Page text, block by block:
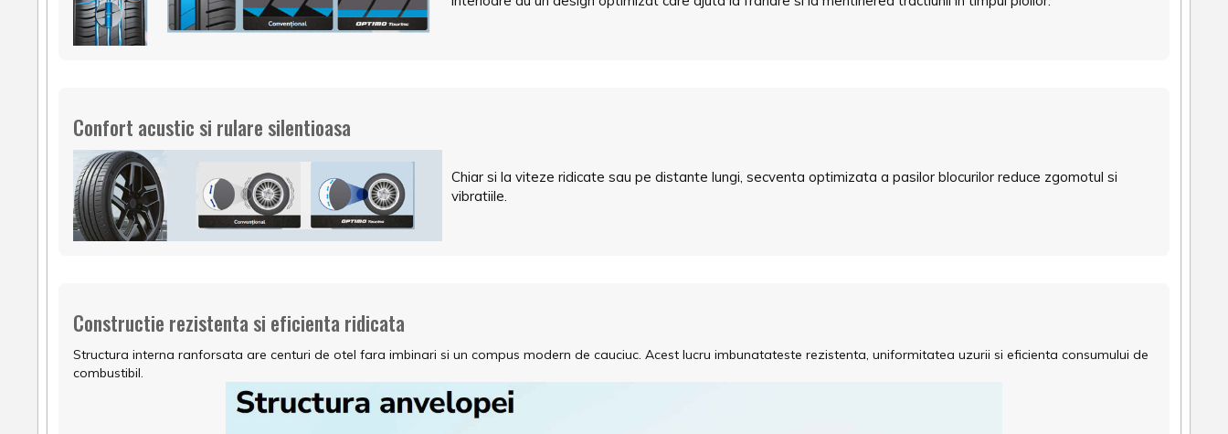
Confort acustic si rulare silentioasa
Chiar si la viteze ridicate sau pe distante lungi, secventa optimizata a pasilor blocurilor reduce zgomotul si
vibratiile.
Constructie rezistenta si eficienta ridicata
Structura interna ranforsata are centuri de otel fara imbinari si un compus modern de cauciuc. Acest lucru imbunatateste rezistenta, uniformitatea uzurii si eficienta consumului de
combustibil.